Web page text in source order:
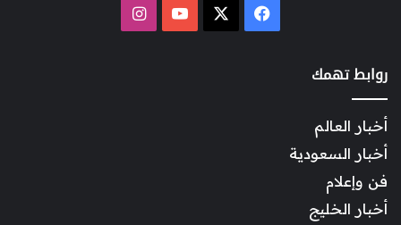
فيسبوك ‫YouTubeانستقرام
روابط تهمك
أخبار العالم
أخبار السعودية
فن وإعلام
أخبار الخليج